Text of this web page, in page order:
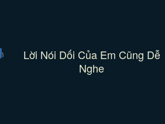
Lời Nói Dối Của Em Cũng Dễ
Nghe